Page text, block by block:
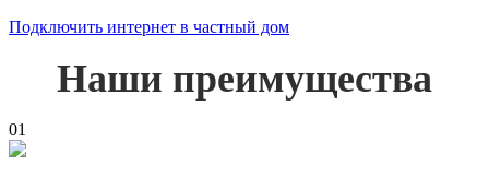
Подключить интернет в частный дом
Наши преимущества
01